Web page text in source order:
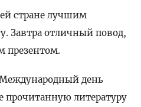
стране лучшим
Завтра отличный повод,
презентом.
день
литературу